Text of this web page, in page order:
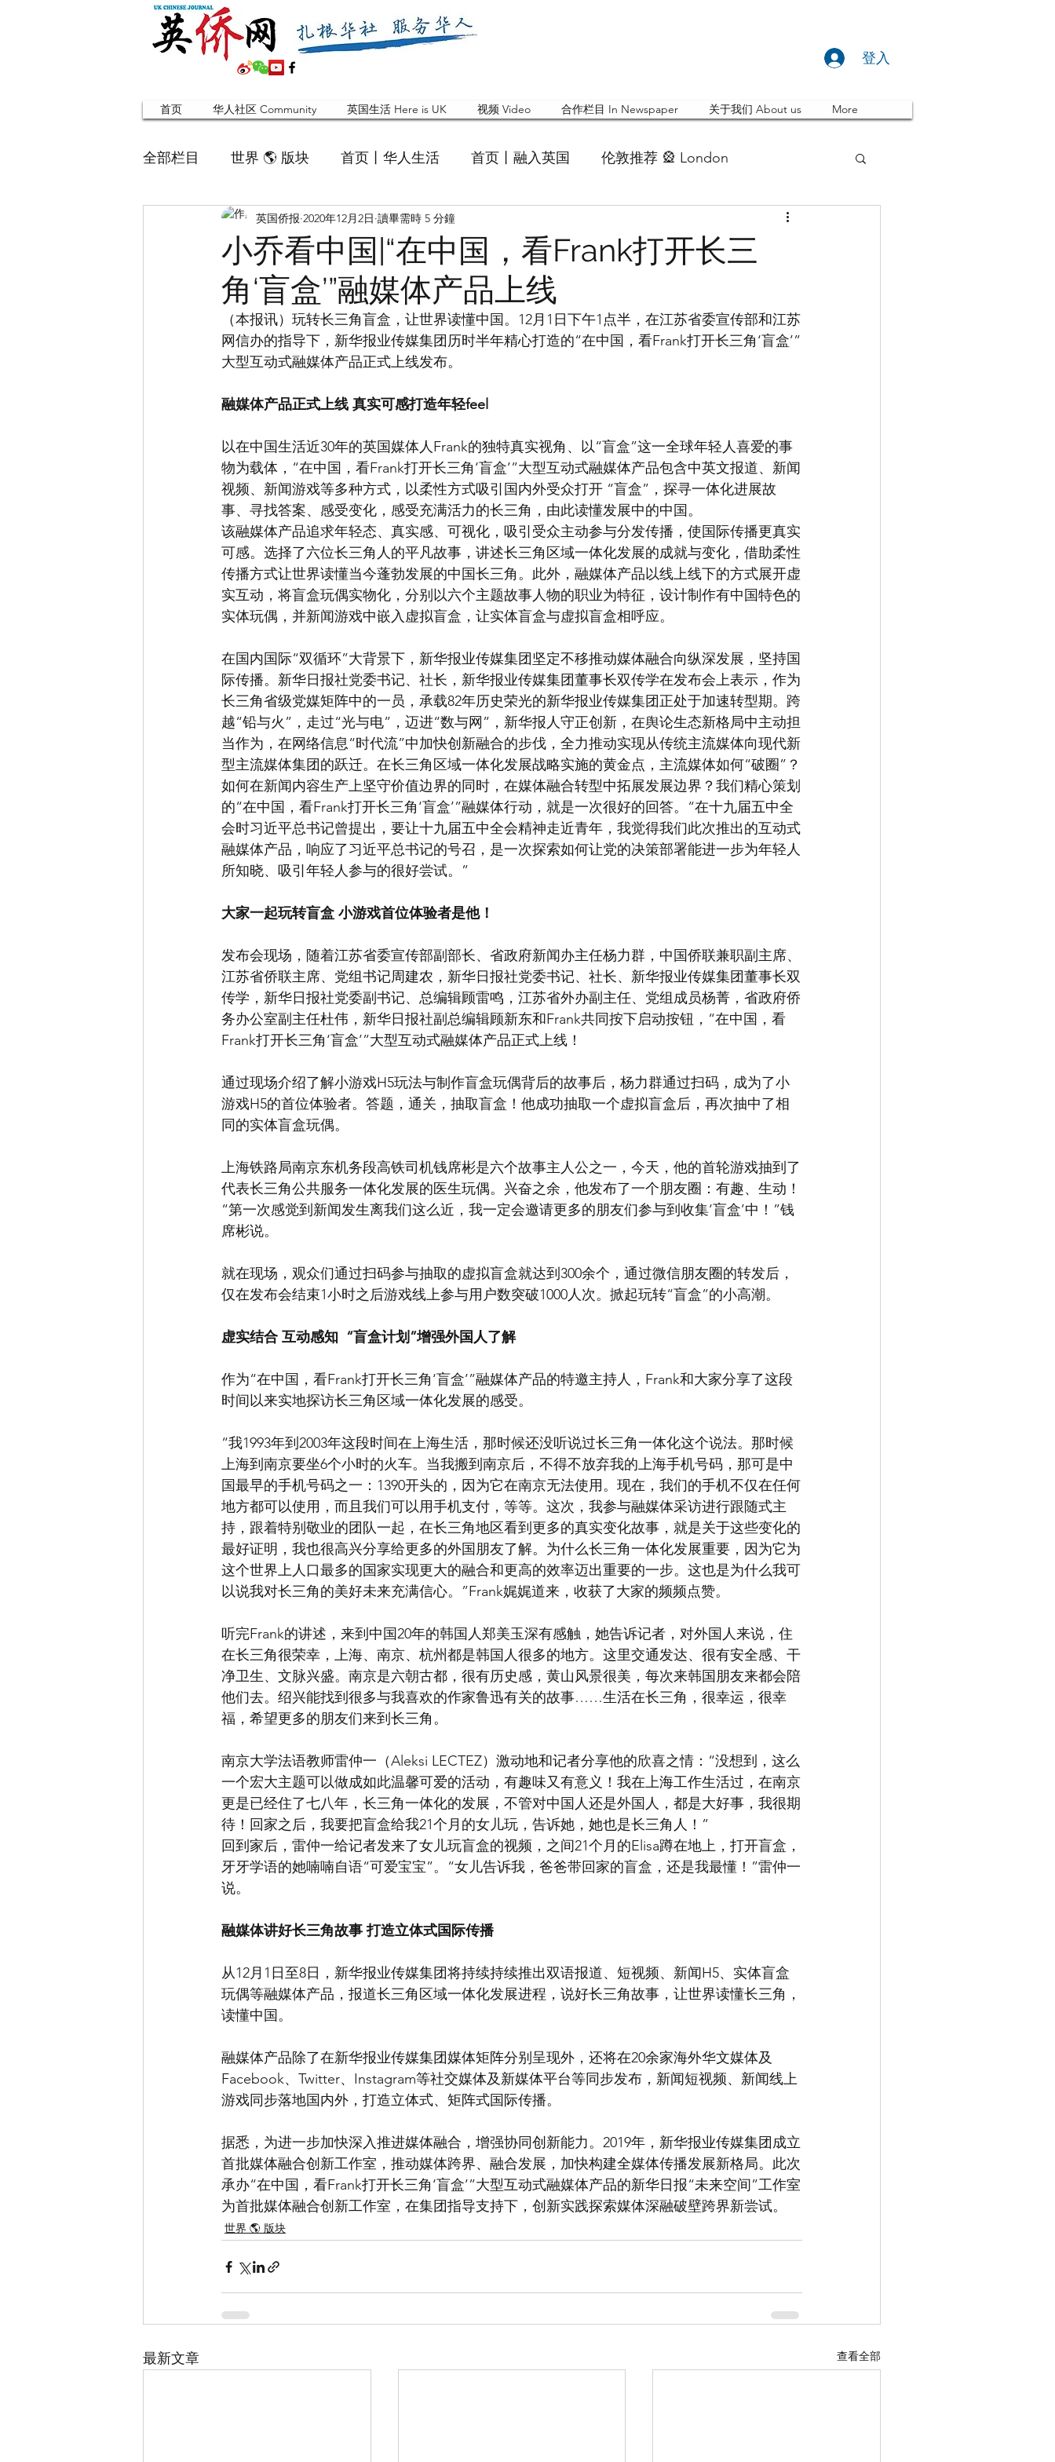
登入
首页 华人社区 Community 英国生活 Here is UK 视频 Video 合作栏目 In Newspaper 关于我们 About us More
全部栏目 世界 🌎 版块 首页丨华人生活 首页丨融入英国 伦敦推荐 🎡 London
英国脱宅指南 Time out 英国快乐肥宅指南 Cola
寻找组织 Friends 华人专题 Feature 华人人物 Chinese
合作栏目 留学生 英国白金汉大学中国校友会
小乔看中国|“在中国，看Frank打开长三
角‘盲盒’”融媒体产品上线
英国侨报 2020年12月2日 讀畢需時 5 分鐘
（本报讯）玩转长三角盲盒，让世界读懂中国。12月1日下午1点半，在江苏省委宣传部和江苏
网信办的指导下，新华报业传媒集团历时半年精心打造的“在中国，看Frank打开长三角‘盲盒’”
大型互动式融媒体产品正式上线发布。
融媒体产品正式上线 真实可感打造年轻feel
以在中国生活近30年的英国媒体人Frank的独特真实视角、以“盲盒”这一全球年轻人喜爱的事
物为载体，“在中国，看Frank打开长三角‘盲盒’”大型互动式融媒体产品包含中英文报道、新闻
视频、新闻游戏等多种方式，以柔性方式吸引国内外受众打开 “盲盒”，探寻一体化进展故
事、寻找答案、感受变化，感受充满活力的长三角，由此读懂发展中的中国。
该融媒体产品追求年轻态、真实感、可视化，吸引受众主动参与分发传播，使国际传播更真实
可感。选择了六位长三角人的平凡故事，讲述长三角区域一体化发展的成就与变化，借助柔性
传播方式让世界读懂当今蓬勃发展的中国长三角。此外，融媒体产品以线上线下的方式展开虚
实互动，将盲盒玩偶实物化，分别以六个主题故事人物的职业为特征，设计制作有中国特色的
实体玩偶，并新闻游戏中嵌入虚拟盲盒，让实体盲盒与虚拟盲盒相呼应。
在国内国际“双循环”大背景下，新华报业传媒集团坚定不移推动媒体融合向纵深发展，坚持国
际传播。新华日报社党委书记、社长，新华报业传媒集团董事长双传学在发布会上表示，作为
长三角省级党媒矩阵中的一员，承载82年历史荣光的新华报业传媒集团正处于加速转型期。跨
越“铅与火”，走过“光与电”，迈进“数与网”，新华报人守正创新，在舆论生态新格局中主动担
当作为，在网络信息“时代流”中加快创新融合的步伐，全力推动实现从传统主流媒体向现代新
型主流媒体集团的跃迁。在长三角区域一体化发展战略实施的黄金点，主流媒体如何“破圈”？
如何在新闻内容生产上坚守价值边界的同时，在媒体融合转型中拓展发展边界？我们精心策划
的“在中国，看Frank打开长三角‘盲盒’”融媒体行动，就是一次很好的回答。“在十九届五中全
会时习近平总书记曾提出，要让十九届五中全会精神走近青年，我觉得我们此次推出的互动式
融媒体产品，响应了习近平总书记的号召，是一次探索如何让党的决策部署能进一步为年轻人
所知晓、吸引年轻人参与的很好尝试。”
大家一起玩转盲盒 小游戏首位体验者是他！
发布会现场，随着江苏省委宣传部副部长、省政府新闻办主任杨力群，中国侨联兼职副主席、
江苏省侨联主席、党组书记周建农，新华日报社党委书记、社长、新华报业传媒集团董事长双
传学，新华日报社党委副书记、总编辑顾雷鸣，江苏省外办副主任、党组成员杨菁，省政府侨
务办公室副主任杜伟，新华日报社副总编辑顾新东和Frank共同按下启动按钮，“在中国，看
Frank打开长三角‘盲盒’”大型互动式融媒体产品正式上线！
通过现场介绍了解小游戏H5玩法与制作盲盒玩偶背后的故事后，杨力群通过扫码，成为了小
游戏H5的首位体验者。答题，通关，抽取盲盒！他成功抽取一个虚拟盲盒后，再次抽中了相
同的实体盲盒玩偶。
上海铁路局南京东机务段高铁司机钱席彬是六个故事主人公之一，今天，他的首轮游戏抽到了
代表长三角公共服务一体化发展的医生玩偶。兴奋之余，他发布了一个朋友圈：有趣、生动！
“第一次感觉到新闻发生离我们这么近，我一定会邀请更多的朋友们参与到收集‘盲盒’中！”钱
席彬说。
就在现场，观众们通过扫码参与抽取的虚拟盲盒就达到300余个，通过微信朋友圈的转发后，
仅在发布会结束1小时之后游戏线上参与用户数突破1000人次。掀起玩转“盲盒”的小高潮。
虚实结合 互动感知  “盲盒计划”增强外国人了解
作为“在中国，看Frank打开长三角‘盲盒’”融媒体产品的特邀主持人，Frank和大家分享了这段
时间以来实地探访长三角区域一体化发展的感受。
“我1993年到2003年这段时间在上海生活，那时候还没听说过长三角一体化这个说法。那时候
上海到南京要坐6个小时的火车。当我搬到南京后，不得不放弃我的上海手机号码，那可是中
国最早的手机号码之一：1390开头的，因为它在南京无法使用。现在，我们的手机不仅在任何
地方都可以使用，而且我们可以用手机支付，等等。这次，我参与融媒体采访进行跟随式主
持，跟着特别敬业的团队一起，在长三角地区看到更多的真实变化故事，就是关于这些变化的
最好证明，我也很高兴分享给更多的外国朋友了解。为什么长三角一体化发展重要，因为它为
这个世界上人口最多的国家实现更大的融合和更高的效率迈出重要的一步。这也是为什么我可
以说我对长三角的美好未来充满信心。”Frank娓娓道来，收获了大家的频频点赞。
听完Frank的讲述，来到中国20年的韩国人郑美玉深有感触，她告诉记者，对外国人来说，住
在长三角很荣幸，上海、南京、杭州都是韩国人很多的地方。这里交通发达、很有安全感、干
净卫生、文脉兴盛。南京是六朝古都，很有历史感，黄山风景很美，每次来韩国朋友来都会陪
他们去。绍兴能找到很多与我喜欢的作家鲁迅有关的故事……生活在长三角，很幸运，很幸
福，希望更多的朋友们来到长三角。
南京大学法语教师雷仲一（Aleksi LECTEZ）激动地和记者分享他的欣喜之情：“没想到，这么
一个宏大主题可以做成如此温馨可爱的活动，有趣味又有意义！我在上海工作生活过，在南京
更是已经住了七八年，长三角一体化的发展，不管对中国人还是外国人，都是大好事，我很期
待！回家之后，我要把盲盒给我21个月的女儿玩，告诉她，她也是长三角人！”
回到家后，雷仲一给记者发来了女儿玩盲盒的视频，之间21个月的Elisa蹲在地上，打开盲盒，
牙牙学语的她喃喃自语“可爱宝宝”。“女儿告诉我，爸爸带回家的盲盒，还是我最懂！”雷仲一
说。
融媒体讲好长三角故事 打造立体式国际传播
从12月1日至8日，新华报业传媒集团将持续持续推出双语报道、短视频、新闻H5、实体盲盒
玩偶等融媒体产品，报道长三角区域一体化发展进程，说好长三角故事，让世界读懂长三角，
读懂中国。
融媒体产品除了在新华报业传媒集团媒体矩阵分别呈现外，还将在20余家海外华文媒体及
Facebook、Twitter、Instagram等社交媒体及新媒体平台等同步发布，新闻短视频、新闻线上
游戏同步落地国内外，打造立体式、矩阵式国际传播。
据悉，为进一步加快深入推进媒体融合，增强协同创新能力。2019年，新华报业传媒集团成立
首批媒体融合创新工作室，推动媒体跨界、融合发展，加快构建全媒体传播发展新格局。此次
承办“在中国，看Frank打开长三角‘盲盒’”大型互动式融媒体产品的新华日报“未来空间”工作室
为首批媒体融合创新工作室，在集团指导支持下，创新实践探索媒体深融破壁跨界新尝试。
世界 🌎 版块
最新文章 查看全部